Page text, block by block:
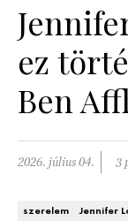
SZÉPSÉG
ÉLETMÓD
PÁRKAPCSOLAT
ez
Ben
2026. július 04. 3
szerelem Jennifer